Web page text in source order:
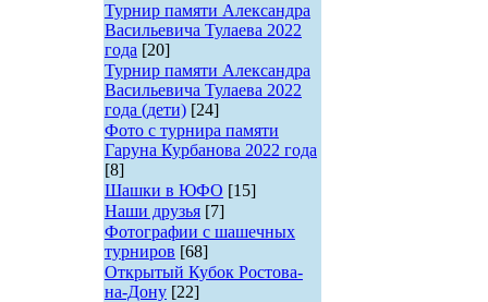
Турнир памяти Александра
Васильевича Тулаева 2022
года [20]
Турнир памяти Александра
Васильевича Тулаева 2022
года (дети) [24]
Фото с турнира памяти
Гаруна Курбанова 2022 года
[8]
Шашки в ЮФО [15]
Наши друзья [7]
Фотографии с шашечных
турниров [68]
Открытый Кубок Ростова-
на-Дону [22]